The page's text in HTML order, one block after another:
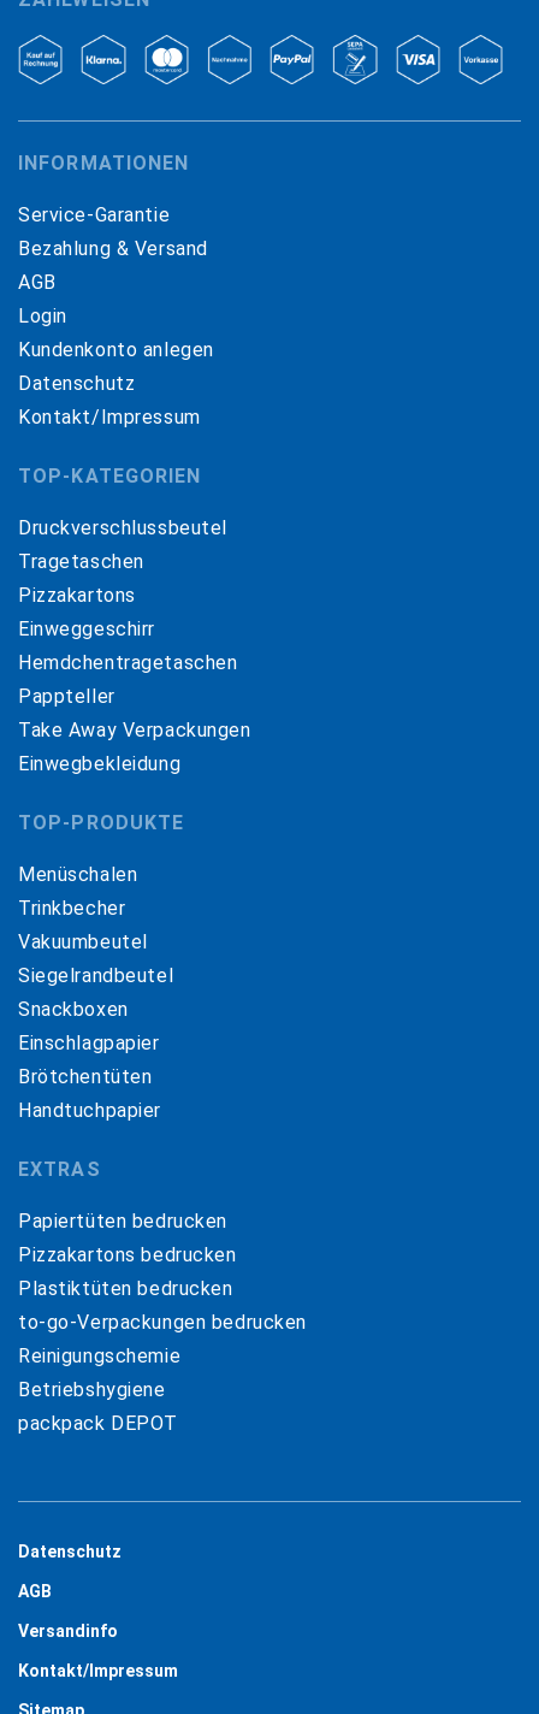
INFORMATIONEN
Service-Garantie
Bezahlung & Versand
AGB
Login
Kundenkonto anlegen
Datenschutz
Kontakt/Impressum
TOP-KATEGORIEN
Druckverschlussbeutel
Tragetaschen
Pizzakartons
Einweggeschirr
Hemdchentragetaschen
Pappteller
Take Away Verpackungen
Einwegbekleidung
TOP-PRODUKTE
Menüschalen
Trinkbecher
Vakuumbeutel
Siegelrandbeutel
Snackboxen
Einschlagpapier
Brötchentüten
Handtuchpapier
EXTRAS
Papiertüten bedrucken
Pizzakartons bedrucken
Plastiktüten bedrucken
to-go-Verpackungen bedrucken
Reinigungschemie
Betriebshygiene
packpack DEPOT
Datenschutz
AGB
Versandinfo
Kontakt/Impressum